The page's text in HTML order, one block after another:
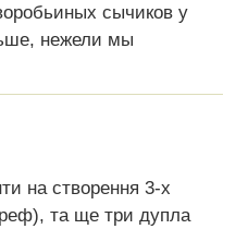
сычиков у
нежели мы
на створення 3-х
та ще три дупла